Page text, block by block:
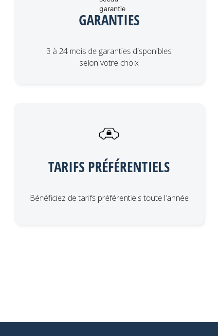
GARANTIES
3 à 24 mois de garanties disponibles
selon votre choix
TARIFS PRÉFÉRENTIELS
Bénéficiez de tarifs préférentiels toute l'année